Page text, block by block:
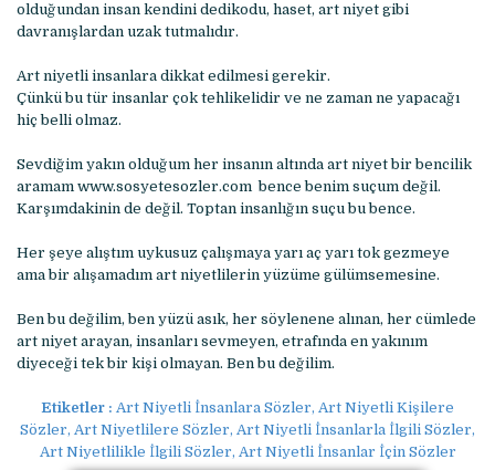
olduğundan insan kendini dedikodu, haset, art niyet gibi
davranışlardan uzak tutmalıdır.
Art niyetli insanlara dikkat edilmesi gerekir.
Çünkü bu tür insanlar çok tehlikelidir ve ne zaman ne yapacağı
hiç belli olmaz.
Sevdiğim yakın olduğum her insanın altında art niyet bir bencilik
aramam www.sosyetesozler.com bence benim suçum değil.
Karşımdakinin de değil. Toptan insanlığın suçu bu bence.
Her şeye alıştım uykusuz çalışmaya yarı aç yarı tok gezmeye
ama bir alışamadım art niyetlilerin yüzüme gülümsemesine.
Ben bu değilim, ben yüzü asık, her söylenene alınan, her cümlede
art niyet arayan, insanları sevmeyen, etrafında en yakınım
diyeceği tek bir kişi olmayan. Ben bu değilim.
Etiketler : Art Niyetli İnsanlara Sözler, Art Niyetli Kişilere
Sözler, Art Niyetlilere Sözler, Art Niyetli İnsanlarla İlgili Sözler,
Art Niyetlilikle İlgili Sözler, Art Niyetli İnsanlar İçin Sözler